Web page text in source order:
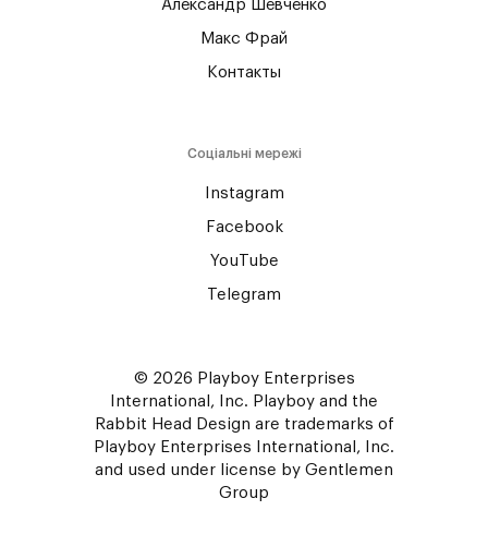
Александр Шевченко
Макс Фрай
Контакты
Соціальні мережі
Instagram
Facebook
YouTube
Telegram
© 2026 Playboy Enterprises
International, Inc. Playboy and the
Rabbit Head Design are trademarks of
Playboy Enterprises International, Inc.
and used under license by Gentlemen
Group